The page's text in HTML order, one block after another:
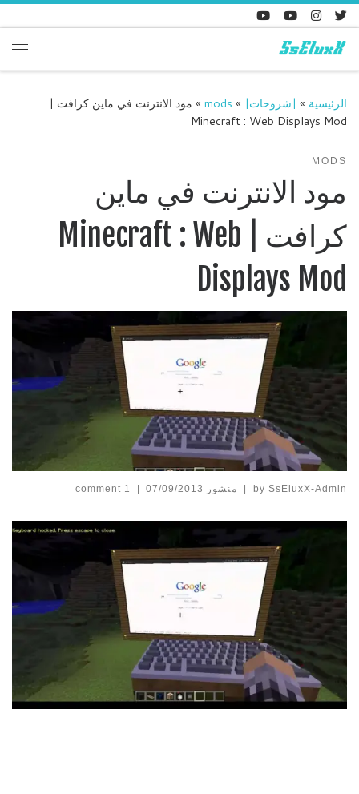
Skip to content
الرئيسية » |شروحات| »
mods
» مود الانترنت في ماين كرافت |
Minecraft : Web Displays Mod
MODS
مود الانترنت في ماين
كرافت | Minecraft : Web
Displays Mod
by SsEluxX-Admin
| منشور 07/09/2013
|
1 comment